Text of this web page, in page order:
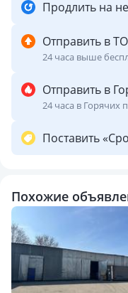
Продлить на
Отправить в
24 часа выше
Отправить в
24 часа в Горячих
Поставить
Похожие